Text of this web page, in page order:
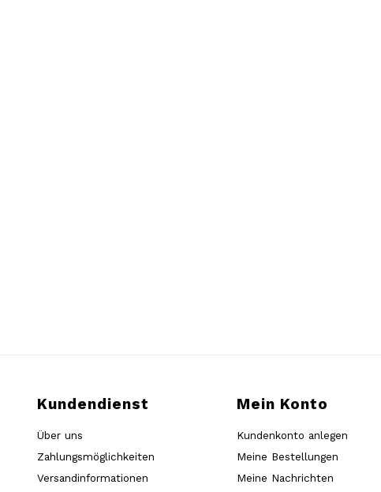
Kundendienst
Über uns
Zahlungsmöglichkeiten
Versandinformationen
Mein Konto
Kundenkonto anlegen
Meine Bestellungen
Meine Nachrichten